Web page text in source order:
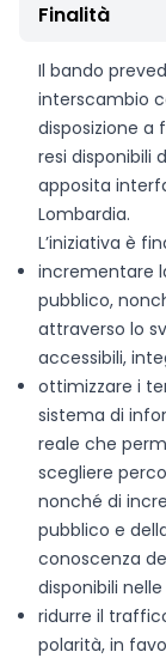
Finalità
Il bando
interscambio
disposizione a
resi disponibili
apposita
Lombardia.
L’iniziativa è
incrementare
pubblico,
attraverso lo
accessibili,
ottimizzare i
sistema di
reale che
scegliere
nonché di
pubblico e
conoscenza
disponibili
ridurre il
polarità, in